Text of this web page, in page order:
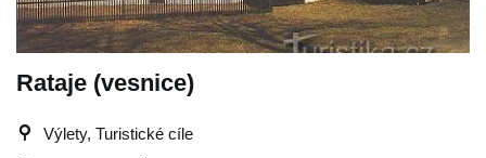
Rataje (vesnice)
Výlety, Turistické cíle